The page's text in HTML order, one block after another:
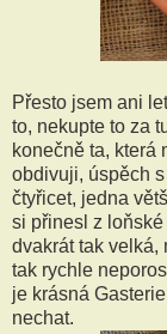
Přesto jsem ani
to, nekupte to za
konečně ta, která
obdivuji, úspěch
čtyřicet, jedna
si přinesl z
dvakrát tak velká,
tak rychle
je krásná
nechat.